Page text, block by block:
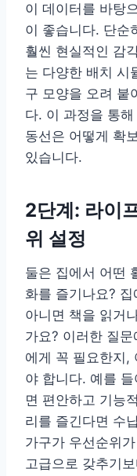
이 데이터를 바탕
이 좋습니다. 단순
훨씬 현실적인 감
는 다양한 배치 시
구 모양을 오려 붙
다. 이 과정을 통
동선은 어떻게 확
있습니다.
2단계: 라이
위 설정
둘은 집에서 어떤
화를 즐기나요?
아니면 책을 읽거
가요? 이러한 질
에게 꼭 필요한지,
야 합니다. 예를
면 편안하고 기능
리를 즐긴다면 수
가구가 우선순위
고급으로 갖추기